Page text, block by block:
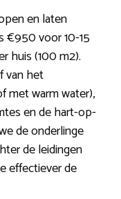
en laten
€950 voor 10-15
huis (100 m2).
van het
met warm water),
en de hart-op-
de onderlinge
de leidingen
effectiever de